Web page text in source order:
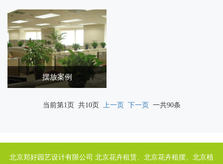
摆放案例
当前第1页 共10页 上一页 下一页一共90条
北京郑好园艺设计有限公司 北京花卉租赁、北京花卉租摆、北京植